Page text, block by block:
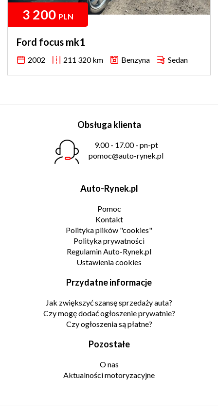
3 200 PLN
Ford focus mk1
2002 211 320 km Benzyna Sedan
Obsługa klienta
9.00 - 17.00 - pn-pt
pomoc@auto-rynek.pl
Auto-Rynek.pl
Pomoc
Kontakt
Polityka plików "cookies"
Polityka prywatności
Regulamin Auto-Rynek.pl
Ustawienia cookies
Przydatne informacje
Jak zwiększyć szansę sprzedaży auta?
Czy mogę dodać ogłoszenie prywatnie?
Czy ogłoszenia są płatne?
Pozostałe
O nas
Aktualności motoryzacyjne